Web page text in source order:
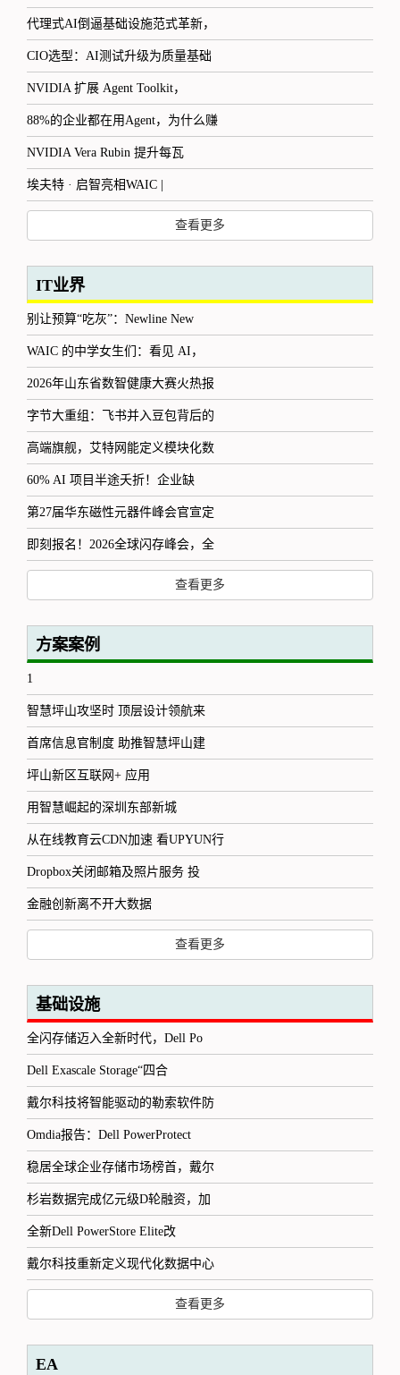
代理式AI倒逼基础设施范式革新，
CIO选型：AI测试升级为质量基础
NVIDIA 扩展 Agent Toolkit，
88%的企业都在用Agent，为什么赚
NVIDIA Vera Rubin 提升每瓦
埃夫特 · 启智亮相WAIC |
查看更多
IT业界
别让预算“吃灰”：Newline New
WAIC 的中学女生们：看见 AI，
2026年山东省数智健康大赛火热报
字节大重组：飞书并入豆包背后的
高端旗舰，艾特网能定义模块化数
60% AI 项目半途夭折！企业缺
第27届华东磁性元器件峰会官宣定
即刻报名！2026全球闪存峰会，全
查看更多
方案案例
1
智慧坪山攻坚时 顶层设计领航来
首席信息官制度 助推智慧坪山建
坪山新区互联网+ 应用
用智慧崛起的深圳东部新城
从在线教育云CDN加速 看UPYUN行
Dropbox关闭邮箱及照片服务 投
金融创新离不开大数据
查看更多
基础设施
全闪存储迈入全新时代，Dell Po
Dell Exascale Storage“四合
戴尔科技将智能驱动的勒索软件防
Omdia报告：Dell PowerProtect
稳居全球企业存储市场榜首，戴尔
杉岩数据完成亿元级D轮融资，加
全新Dell PowerStore Elite改
戴尔科技重新定义现代化数据中心
查看更多
EA